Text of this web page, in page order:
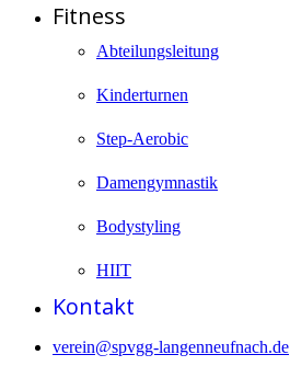
Fitness
Abteilungsleitung
Kinderturnen
Step-Aerobic
Damengymnastik
Bodystyling
HIIT
Kontakt
verein@spvgg-langenneufnach.de